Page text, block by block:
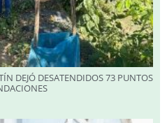
DEJÓ DESATENDIDOS 73 PUNTOS